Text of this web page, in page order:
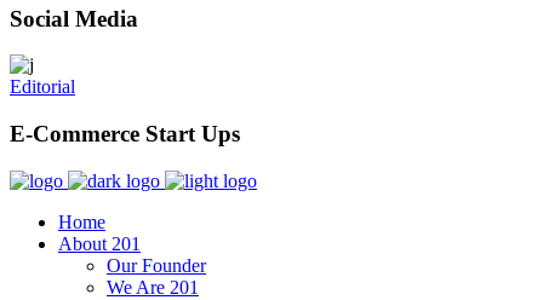
Social Media
Editorial
E-Commerce Start Ups
Home
About 201
Our Founder
We Are 201